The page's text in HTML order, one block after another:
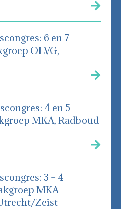
6 en 7
OLVG,
4 en 5
MKA, Radboud
3 – 4
MKA
Zeist